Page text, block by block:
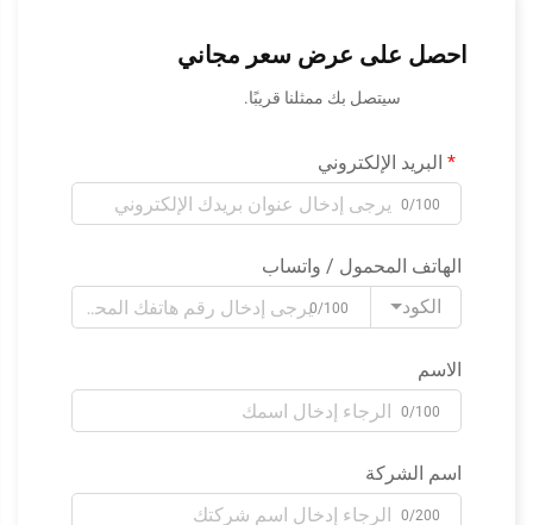
احصل على عرض سعر مجاني
سيتصل بك ممثلنا قريبًا.
البريد الإلكتروني
0/100
الهاتف المحمول / واتساب
الكود
0/100
الاسم
0/100
اسم الشركة
0/200